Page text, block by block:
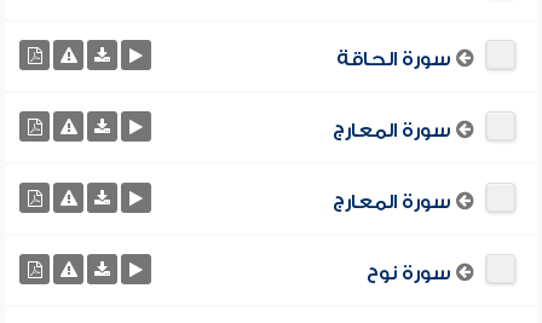
سورة الحاقة
سورة المعارج
سورة المعارج
سورة نوح